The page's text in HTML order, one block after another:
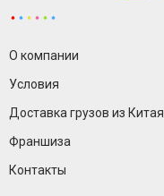
О компании
Условия
Доставка грузов из Китая
Франшиза
Контакты